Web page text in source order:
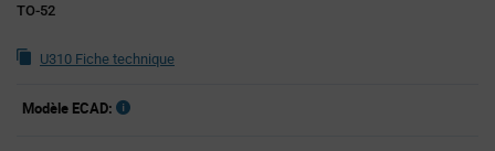
TO-52
U310 Fiche technique
Modèle ECAD: